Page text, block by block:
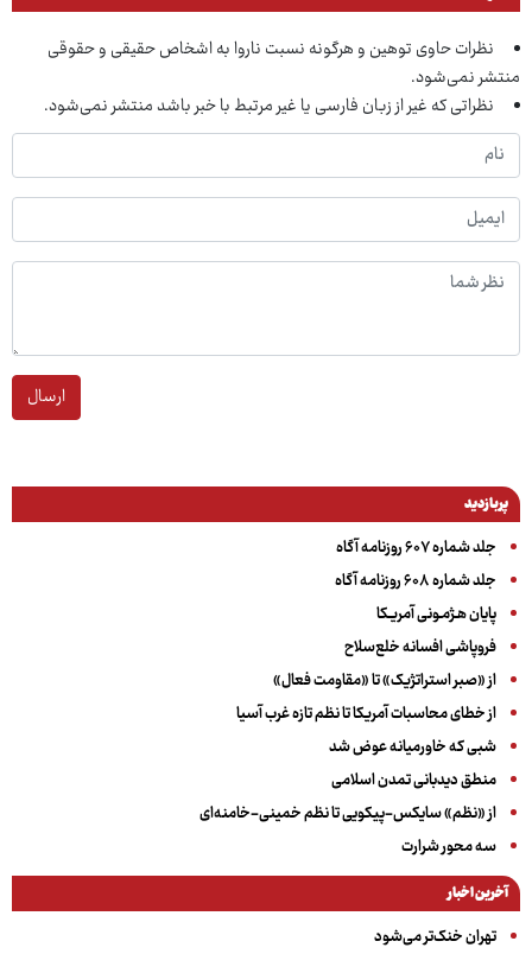
نظرات حاوی توهین و هرگونه نسبت ناروا به اشخاص حقیقی و حقوقی
منتشر نمی‌شود.
نظراتی که غیر از زبان فارسی یا غیر مرتبط با خبر باشد منتشر نمی‌شود.
ارسال
پربازدید
جلد شماره ۶۰۷ روزنامه آگاه
جلد شماره ۶۰۸ روزنامه آگاه
پایان هـژمـونی آمریـکا
فروپاشی افسانه خلع‌سلاح
از «صبر استراتژیک» تا «مقاومت فعال»
از خطای محاسبات آمریکا تا نظم تازه غرب آسیا
شبی که خاورمیانه عوض شد
منطق دیدبانی تمدن اسلامی
از «نظم» سایکس-پیکویی تا نظم خمینی-خامنه‌ای
سه‌ محور شرارت
آخرین اخبار
تهران خنک‌تر می‌شود